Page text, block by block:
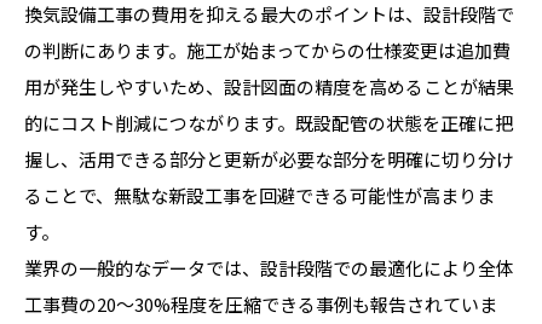
換気設備工事の費用を抑える最大のポイントは、設計段階で
の判断にあります。施工が始まってからの仕様変更は追加費
用が発生しやすいため、設計図面の精度を高めることが結果
的にコスト削減につながります。既設配管の状態を正確に把
握し、活用できる部分と更新が必要な部分を明確に切り分け
ることで、無駄な新設工事を回避できる可能性が高まりま
す。
業界の一般的なデータでは、設計段階での最適化により全体
工事費の20〜30%程度を圧縮できる事例も報告されていま